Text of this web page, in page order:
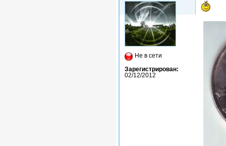
Не в сети
Зарегистрирован:
02/12/2012